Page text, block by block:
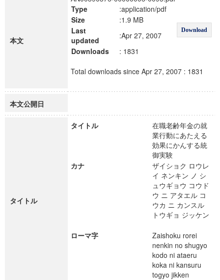
本文
Type
:application/pdf
Download
Size
:1.9 MB
Last
updated
:Apr 27, 2007
Downloads
: 1831
Total downloads since Apr 27, 2007 : 1831
本文公開日
タイトル
タイトル
在職老齢年金の就
業行動にあたえる
効果にかんする統
御実験
カナ
ザイショク ロウレ
イ ネンキン ノ シ
ュウギョウ コウド
ウ ニ アタエル コ
ウカ ニ カンスル
トウギョ ジッケン
ローマ字
Zaishoku rorei
nenkin no shugyo
kodo ni ataeru
koka ni kansuru
togyo jikken